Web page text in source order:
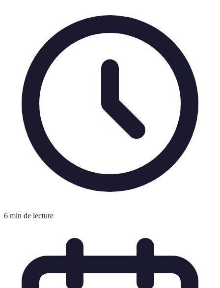
6 min de lecture